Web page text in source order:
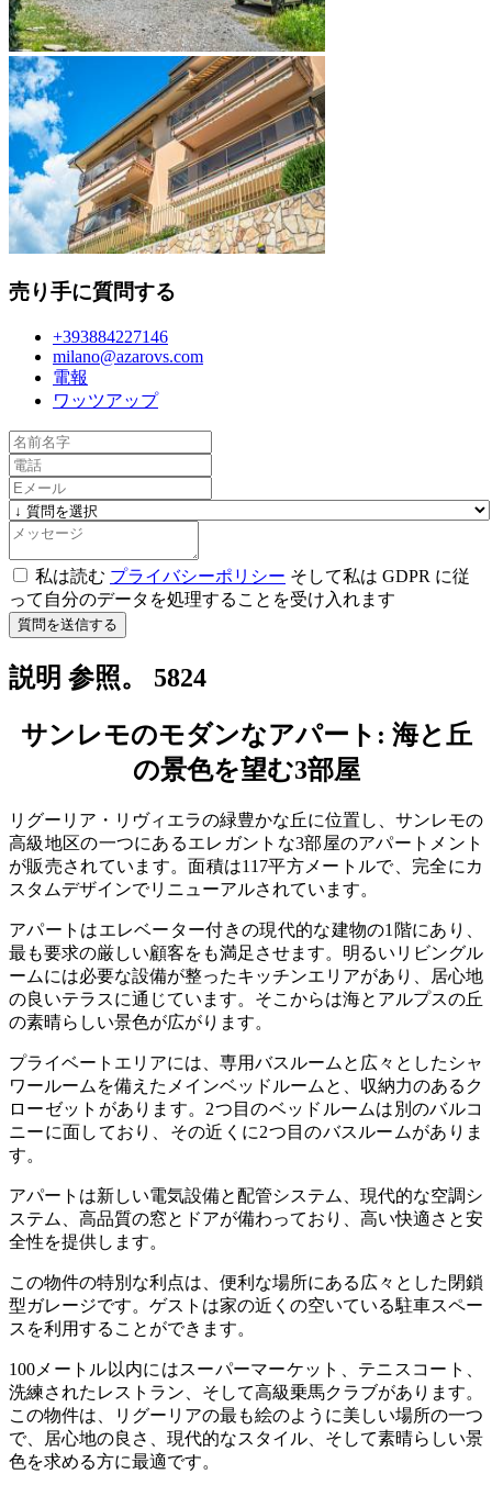
売り手に質問する
+393884227146
milano@azarovs.com
電報
ワッツアップ
私は読む プライバシーポリシー そして私は GDPR に従
って自分のデータを処理することを受け入れます
質問を送信する
説明 参照。 5824
サンレモのモダンなアパート: 海と丘
の景色を望む3部屋
リグーリア・リヴィエラの緑豊かな丘に位置し、サンレモの
高級地区の一つにあるエレガントな3部屋のアパートメント
が販売されています。面積は117平方メートルで、完全にカ
スタムデザインでリニューアルされています。
アパートはエレベーター付きの現代的な建物の1階にあり、
最も要求の厳しい顧客をも満足させます。明るいリビングル
ームには必要な設備が整ったキッチンエリアがあり、居心地
の良いテラスに通じています。そこからは海とアルプスの丘
の素晴らしい景色が広がります。
プライベートエリアには、専用バスルームと広々としたシャ
ワールームを備えたメインベッドルームと、収納力のあるク
ローゼットがあります。2つ目のベッドルームは別のバルコ
ニーに面しており、その近くに2つ目のバスルームがありま
す。
アパートは新しい電気設備と配管システム、現代的な空調シ
ステム、高品質の窓とドアが備わっており、高い快適さと安
全性を提供します。
この物件の特別な利点は、便利な場所にある広々とした閉鎖
型ガレージです。ゲストは家の近くの空いている駐車スペー
スを利用することができます。
100メートル以内にはスーパーマーケット、テニスコート、
洗練されたレストラン、そして高級乗馬クラブがあります。
この物件は、リグーリアの最も絵のように美しい場所の一つ
で、居心地の良さ、現代的なスタイル、そして素晴らしい景
色を求める方に最適です。